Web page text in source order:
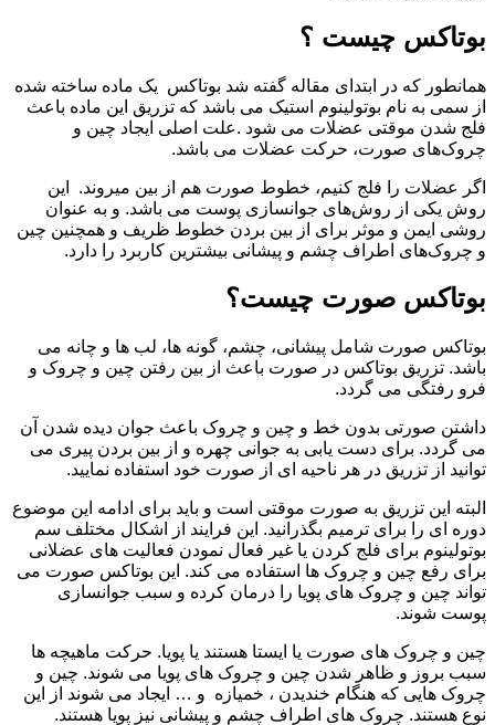
بوتاکس چیست ؟
همانطور که در ابتدای مقاله گفته شد بوتاکس یک ماده ساخته شده
از سمی به نام بوتولینوم استیک می باشد که تزریق این ماده باعث
فلج شدن موقتی عضلات می شود .علت اصلی ایجاد چین و
چروک‌های صورت، حرکت عضلات می باشد.
اگر عضلات را فلج کنیم، خطوط صورت هم از بین میروند. این
روش یکی از روش‌های جوانسازی پوست می باشد. و به عنوان
روشی ایمن و موثر برای از بین بردن خطوط ظریف و همچنین چین
و چروک‌های اطراف چشم و پیشانی بیشترین کاربرد را دارد.
بوتاکس صورت چیست؟
بوتاکس صورت شامل پیشانی، چشم، گونه ها، لب ها و چانه می
باشد. تزریق بوتاکس در صورت باعث از بین رفتن چین و چروک و
فرو رفتگی می گردد.
داشتن صورتی بدون خط و چین و چروک باعث جوان دیده شدن آن
می گردد. برای دست یابی به جوانی چهره و از بین بردن پیری می
توانید از تزریق در هر ناحیه ای از صورت خود استفاده نمایید.
البته این تزریق به صورت موقتی است و باید برای ادامه این موضوع
دوره ای را برای ترمیم بگذرانید. این فرایند از اشکال مختلف سم
بوتولینوم برای فلج کردن یا غیر فعال نمودن فعالیت های عضلانی
برای رفع چین و چروک ها استفاده می کند. این بوتاکس صورت می
تواند چین و چروک های پویا را درمان کرده و سبب جوانسازی
پوست شوند.
چین و چروک های صورت یا ایستا هستند یا پویا. حرکت ماهیچه ها
سبب بروز و ظاهر شدن چین و چروک های پویا می شوند. چین و
چروک هایی که هنگام خندیدن ، خمیازه و … ایجاد می شوند از این
نوع هستند. چروک های اطراف چشم و پیشانی نیز پویا هستند.